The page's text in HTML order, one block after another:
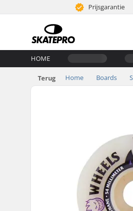
Prijsgarantie
HOME
Terug Home Boards